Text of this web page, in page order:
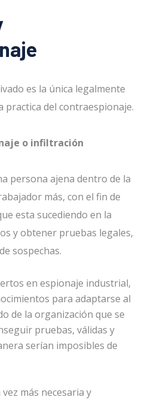
es la única legalmente
practica del contraespionaje.
o infiltración
persona ajena dentro de la
más, con el fin de
esta sucediendo en la
y obtener pruebas legales,
sospechas.
en espionaje industrial,
para adaptarse al
de la organización que se
pruebas, válidas y
serían imposibles de
más necesaria y